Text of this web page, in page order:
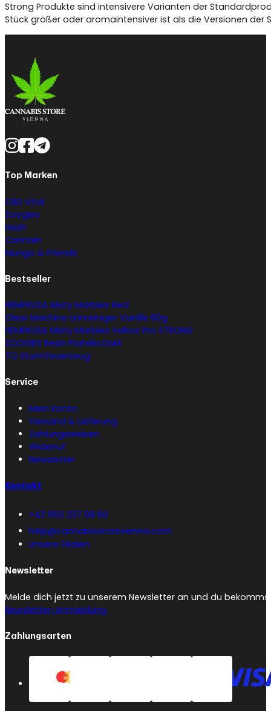
Strong Produkte sind intensivere Varianten der
Stück größer oder aromaintensiver ist als die Versionen der
Top Marken
CBD Vital
Zoogies
Hash
Cannain
Mungo & Friends
Bestseller
HEMPKUSA Misty Marbles Red
Clear Machine Urinreiniger Vanille 60g
HEMPKUSA Misty Marbles Yellow Pro STRONG
ZOOGIES Resin Piatella Dark
TQ Sturmfeuerzeug
Service
Mein Konto
Versand & Lieferung
Zahlungsweisen
Widerruf
Newsletter
Kontakt
+43 650 237 08 60
help@cannabisstorevienna.com
Unsere Filialen
Newsletter
Melde dich jetzt zu unserem Newsletter an und du
Newsletter-Anmeldung
Zahlungsarten